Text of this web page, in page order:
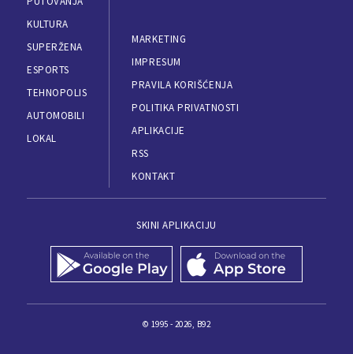
KULTURA
SUPERŽENA
ESPORTS
TEHNOPOLIS
AUTOMOBILI
LOKAL
MARKETING
IMPRESUM
PRAVILA KORIŠĆENJA
POLITIKA PRIVATNOSTI
APLIKACIJE
RSS
KONTAKT
SKINI APLIKACIJU
© 1995 - 2026, B92